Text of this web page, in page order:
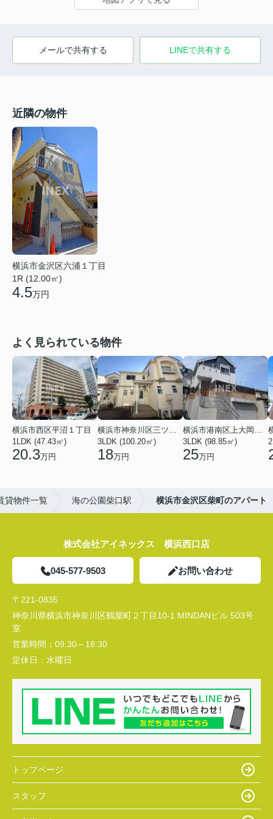
メールで共有する LINEで共有する
近隣の物件
横浜市金沢区六浦１丁目
1R (12.00㎡)
4.5万円
よく見られている物件
横浜市西区平沼１丁目
1LDK (47.43㎡)
20.3万円
横浜市神奈川区三ツ沢上町
3LDK (100.20㎡)
18万円
横浜市港南区上大岡東２丁目
3LDK (98.85㎡)
25万円
貸物件一覧 海の公園柴口駅 横浜市金沢区柴町のアパート
株式会社アイネックス 横浜西口店
045-577-9503 お問い合わせ
〒221-0835
神奈川県横浜市神奈川区鶴屋町２丁目10-1 MINDANビル 503号
室
営業時間： 09:30～18:30
定休日： 水曜日
トップページ
スタッフ